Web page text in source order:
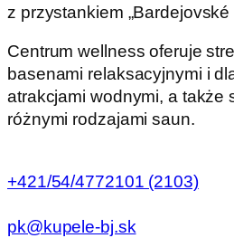
z przystankiem „Bardejovské
Centrum wellness oferuje
basenami relaksacyjnymi i
atrakcjami wodnymi, a także
różnymi rodzajami saun.
+421/54/4772101 (2103)
pk@kupele-bj.sk